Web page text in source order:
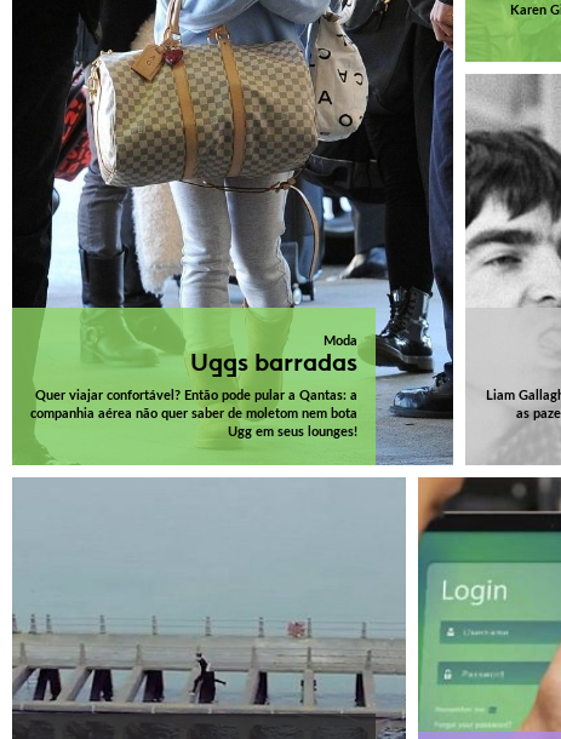
Karen
Liam
as
Moda
Uggs barradas
Quer viajar confortável? Então pode pular a Qantas: a
companhia aérea não quer saber de moletom nem bota
Ugg em seus lounges!